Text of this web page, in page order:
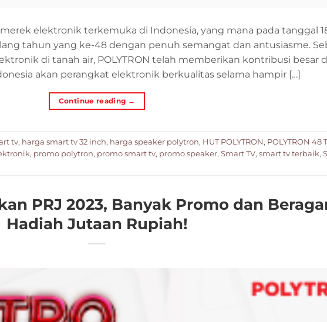
merek elektronik terkemuka di Indonesia, yang mana pada tanggal
tahun yang ke-48 dengan penuh semangat dan antusiasme.
di tanah air, POLYTRON telah memberikan kontribusi besar
akan perangkat elektronik berkualitas selama hampir […]
Continue reading →
tv, harga smart tv 32 inch, harga speaker polytron, HUT POLYTRON, POLYTRON 48
, promo polytron, promo smart tv, promo speaker, Smart TV, smart tv terbaik,
PRJ 2023, Banyak Promo dan
Hadiah Jutaan Rupiah!